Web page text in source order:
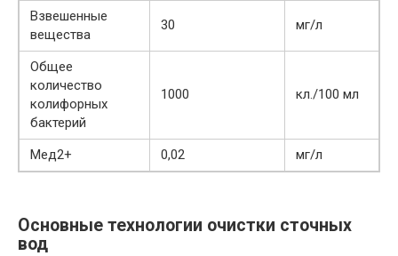
Взвешенные
вещества
30 мг/л
Общее
количество
колифорных
бактерий
1000 кл./100 мл
Мед2+ 0,02 мг/л
Основные технологии очистки сточных
вод